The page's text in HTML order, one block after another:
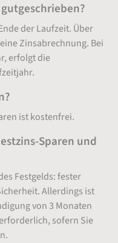
der Laufzeit. Über
Zinsabrechnung. Bei
erfolgt die
ist kostenfrei.
Sparen und
Festgelds: fester
Allerdings ist
von 3 Monaten
sofern Sie